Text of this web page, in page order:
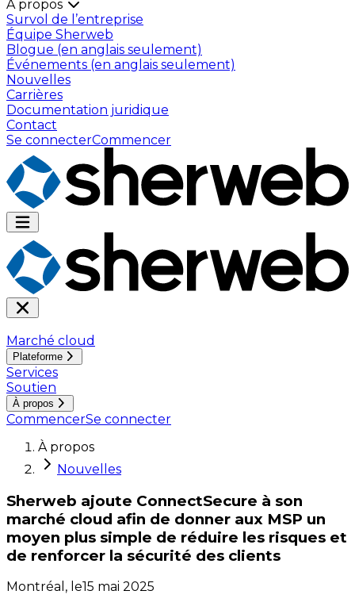
À propos
Survol de l’entreprise
Équipe Sherweb
Blogue (en anglais seulement)
Événements (en anglais seulement)
Nouvelles
Carrières
Documentation juridique
Contact
Se connecterCommencer
Marché cloud
Plateforme
Services
Soutien
À propos
CommencerSe connecter
À propos
Nouvelles
Sherweb ajoute ConnectSecure à son
marché cloud afin de donner aux MSP un
moyen plus simple de réduire les risques et
de renforcer la sécurité des clients
Montréal, le15 mai 2025